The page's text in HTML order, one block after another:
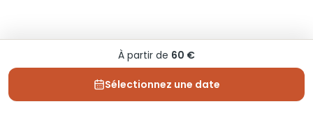
À partir de 60 €
Sélectionnez une date